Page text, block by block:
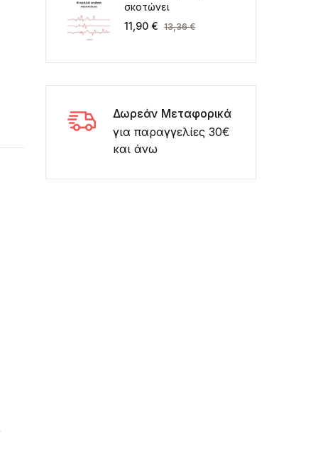
σκοτώνει
11,90 € 13,36€
Δωρεάν Μεταφορικά
για παραγγελίες 30€
και άνω